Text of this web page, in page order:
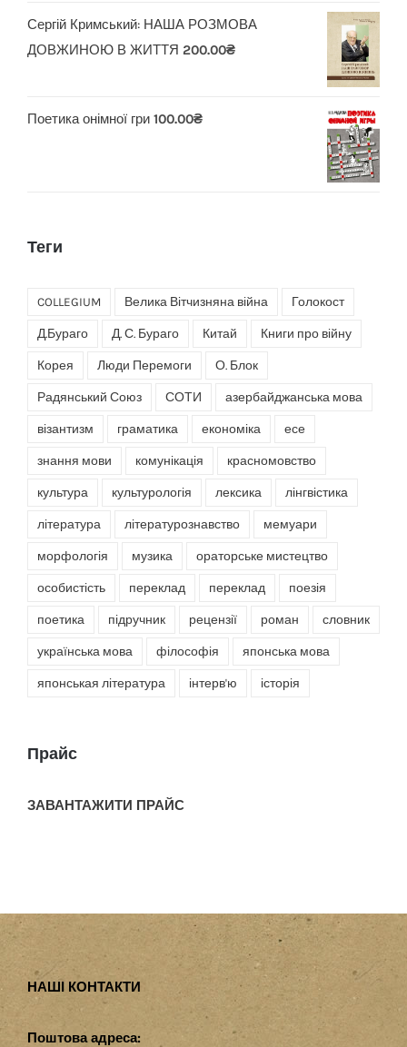
Сергій Кримський: НАША РОЗМОВА
ДОВЖИНОЮ В ЖИТТЯ 200.00₴
Поетика онімної гри 100.00₴
Теги
COLLEGIUM Велика Вітчизняна війна Голокост
Д.Бураго Д. С. Бураго Китай Книги про війну
Корея Люди Перемоги О. Блок
Радянський Союз СОТИ азербайджанська мова
візантизм граматика економіка есе
знання мови комунікація красномовство
культура культурологія лексика лінгвістика
література літературознавство мемуари
морфологія музика ораторське мистецтво
особистість переклад переклад поезія
поетика підручник рецензії роман словник
українська мова філософія японська мова
японськая література інтерв'ю історія
Прайс
ЗАВАНТАЖИТИ ПРАЙС
НАШІ КОНТАКТИ
Поштова адреса: